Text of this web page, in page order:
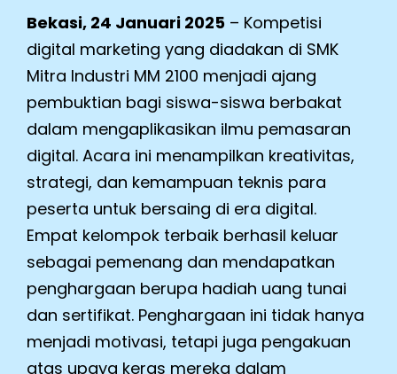
Bekasi, 24 Januari 2025 – Kompetisi
digital marketing yang diadakan di SMK
Mitra Industri MM 2100 menjadi ajang
pembuktian bagi siswa-siswa berbakat
dalam mengaplikasikan ilmu pemasaran
digital. Acara ini menampilkan kreativitas,
strategi, dan kemampuan teknis para
peserta untuk bersaing di era digital.
Empat kelompok terbaik berhasil keluar
sebagai pemenang dan mendapatkan
penghargaan berupa hadiah uang tunai
dan sertifikat. Penghargaan ini tidak hanya
menjadi motivasi, tetapi juga pengakuan
atas upaya keras mereka dalam